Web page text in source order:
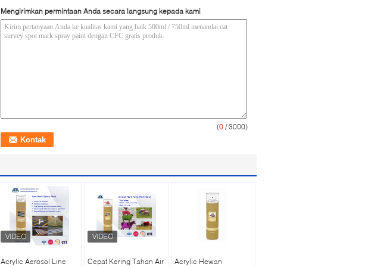
Mengirimkan permintaan Anda secara langsung kepada kami
(0 / 3000)
Acrylic Aerosol Line Cepat Kering Tahan Air Acrylic Hewan